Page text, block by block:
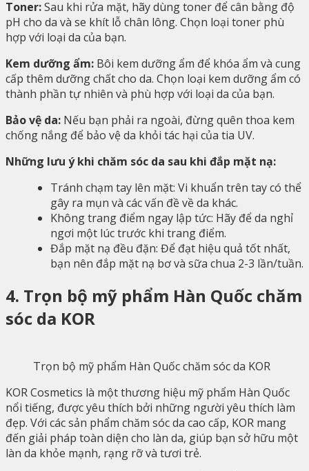
Toner:Sau khi rửa mặt, hãy dùng toner để cân bằng độ
pH cho da và se khít lỗ chân lông. Chọn loại toner phù
hợp với loại da của bạn.
Kem dưỡng ẩm: Bôi kem dưỡng ẩm để khóa ẩm và cung
cấp thêm dưỡng chất cho da. Chọn loại kem dưỡng ẩm có
thành phần tự nhiên và phù hợp với loại da của bạn.
Bảo vệ da: Nếu bạn phải ra ngoài, đừng quên thoa kem
chống nắng để bảo vệ da khỏi tác hại của tia UV.
Những lưu ý khi chăm sóc da sau khi đắp mặt nạ:
Tránh chạm tay lên mặt: Vi khuẩn trên tay có thể
gây ra mụn và các vấn đề về da khác.
Không trang điểm ngay lập tức: Hãy để da nghỉ
ngơi một lúc trước khi trang điểm.
Đắp mặt nạ đều đặn: Để đạt hiệu quả tốt nhất,
bạn nên đắp mặt nạ bơ và sữa chua 2-3 lần/tuần.
4. Trọn bộ mỹ phẩm Hàn Quốc chăm
sóc da KOR
Trọn bộ mỹ phẩm Hàn Quốc chăm sóc da KOR
KOR Cosmetics là một thương hiệu mỹ phẩm Hàn Quốc
nổi tiếng, được yêu thích bởi những người yêu thích làm
đẹp. Với các sản phẩm chăm sóc da cao cấp, KOR mang
đến giải pháp toàn diện cho làn da, giúp bạn sở hữu một
làn da khỏe mạnh, rạng rỡ và tươi trẻ.